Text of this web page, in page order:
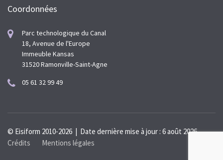
Coordonnées
Parc technologique du Canal
18, Avenue de l'Europe
Immeuble Kansas
31520 Ramonville-Saint-Agne
05 61 32 99 49
© Eisiform 2010-2026 | Date dernière mise à jour : 6 août 2026
Crédits
Mentions légales